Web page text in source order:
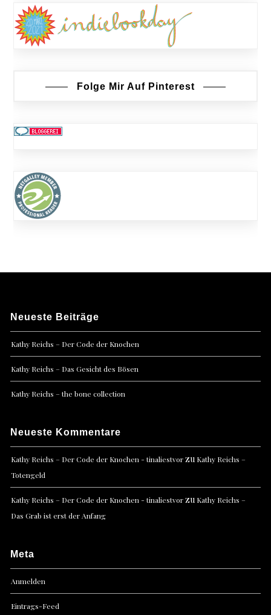
Folge Mir Auf Pinterest
Neueste Beiträge
Kathy Reichs – Der Code der Knochen
Kathy Reichs – Das Gesicht des Bösen
Kathy Reichs – the bone collection
Neueste Kommentare
Kathy Reichs – Der Code der Knochen - tinaliestvorzu Kathy Reichs –
Totengeld
Kathy Reichs – Der Code der Knochen - tinaliestvorzu Kathy Reichs –
Das Grab ist erst der Anfang
Meta
Anmelden
Eintrags-Feed